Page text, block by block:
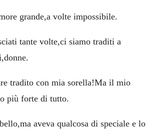
grande,a volte impossibile.
tante volte,ci siamo traditi a
tradito con mia sorella!Ma il mio
più forte di tutto.
aveva qualcosa di speciale e lo